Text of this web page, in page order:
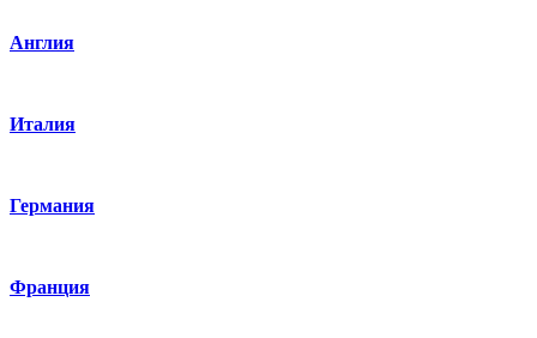
Англия
Италия
Германия
Франция